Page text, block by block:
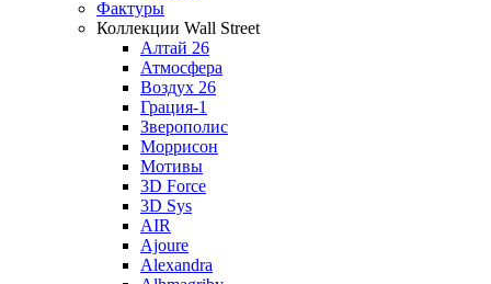
Фактуры
Коллекции Wall Street
Алтай 26
Атмосфера
Воздух 26
Грация-1
Зверополис
Моррисон
Мотивы
3D Force
3D Sys
AIR
Ajoure
Alexandra